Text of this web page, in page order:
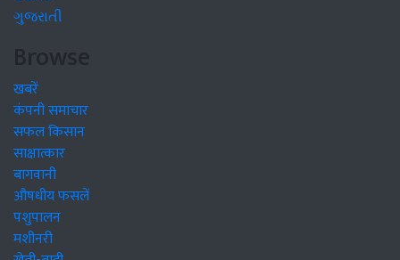
ગુજરાતી
Browse
खबरें
कंपनी समाचार
सफल किसान
साक्षात्कार
बागवानी
औषधीय फसलें
पशुपालन
मशीनरी